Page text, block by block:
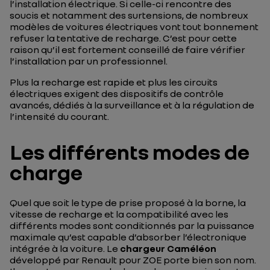
l’installation électrique. Si celle-ci rencontre des
soucis et notamment des surtensions, de nombreux
modèles de voitures électriques vont tout bonnement
refuser la tentative de recharge. C’est pour cette
raison qu’il est fortement conseillé de faire vérifier
l’installation par un professionnel.
Plus la recharge est rapide et plus les circuits
électriques exigent des dispositifs de contrôle
avancés, dédiés à la surveillance et à la régulation de
l’intensité du courant.
Les différents modes de
charge
Quel que soit le type de prise proposé à la borne, la
vitesse de recharge et la compatibilité avec les
différents modes sont conditionnés par la puissance
maximale qu’est capable d’absorber l’électronique
intégrée à la voiture. Le chargeur Caméléon
développé par Renault pour ZOE porte bien son nom.